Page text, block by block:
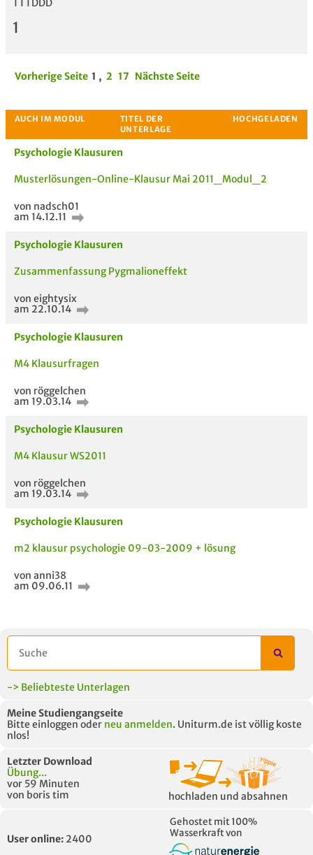
TTTDDD
1
Vorherige Seite 1 , 2 17 Nächste Seite
UNTERLAGE
Psychologie Klausuren
Musterlösungen-Online-Klausur Mai 2011_Modul_2
von nadsch01
am 14.12.11
Psychologie Klausuren
Zusammenfassung Pygmalioneffekt
von eightysix
am 22.10.14
Psychologie Klausuren
M4 Klausurfragen
von röggelchen
am 19.03.14
Psychologie Klausuren
M4 Klausur WS2011
von röggelchen
am 19.03.14
Psychologie Klausuren
m2 klausur psychologie 09-03-2009 + lösung
von anni38
am 09.06.11
-> Beliebteste Unterlagen
Meine Studiengangseite
Bitte einloggen oder neu anmelden. Uniturm.de ist völlig koste
nlos!
Letzter Download
Übung...
vor 59 Minuten
von boris tim
hochladen und absahnen
User online: 2400
Gehostet mit 100%
Wasserkraft von